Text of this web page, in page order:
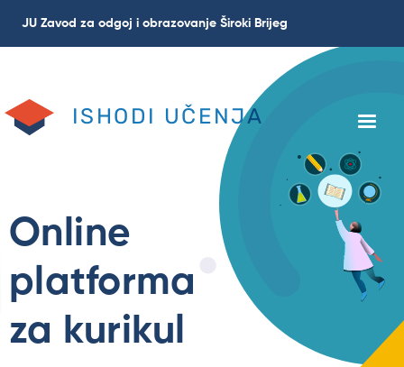
JU Zavod za odgoj i obrazovanje Široki Brijeg
ISHODI UČENJA
Online
platforma
za kurikul